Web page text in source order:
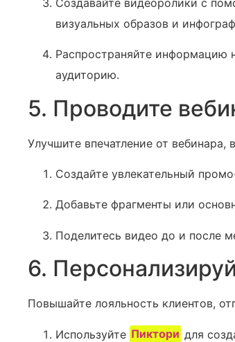
визуальных образов и
Распространяйте информацию
аудиторию.
5. Проводите
Улучшите впечатление от
Создайте увлекательный
Добавьте фрагменты или
Поделитесь видео до и после
6.
Повышайте лояльность клиентов,
Используйте Пиктори для